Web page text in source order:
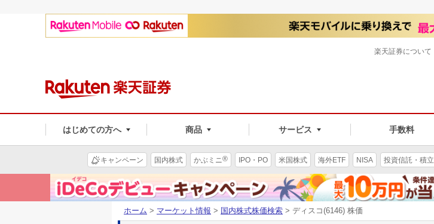
はじめての方へ 商品 サービス 手数料
楽天証券について
キャンペーン 国内株式 かぶミニ® IPO・PO 米国株式 海外ETF NISA 投資信託・積立
ホーム > マーケット情報 > 国内株式株価検索 > ディスコ(6146) 株価